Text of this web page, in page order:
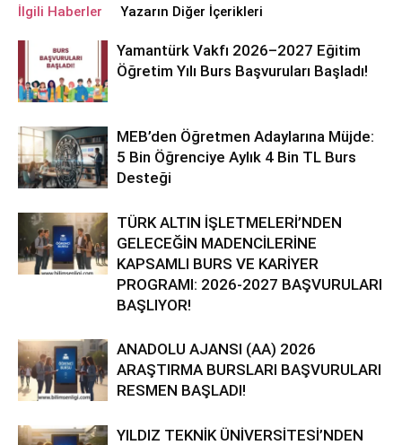
İlgili Haberler Yazarın Diğer İçerikleri
Yamantürk Vakfı 2026–2027 Eğitim
Öğretim Yılı Burs Başvuruları Başladı!
MEB’den Öğretmen Adaylarına Müjde:
5 Bin Öğrenciye Aylık 4 Bin TL Burs
Desteği
TÜRK ALTIN İŞLETMELERİ’NDEN
GELECEĞİN MADENCİLERİNE
KAPSAMLI BURS VE KARİYER
PROGRAMI: 2026-2027 BAŞVURULARI
BAŞLIYOR!
ANADOLU AJANSI (AA) 2026
ARAŞTIRMA BURSLARI BAŞVURULARI
RESMEN BAŞLADI!
YILDIZ TEKNİK ÜNİVERSİTESİ’NDEN